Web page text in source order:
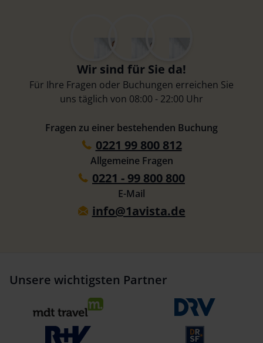
Wir sind für Sie da!
Für Ihre Fragen oder Buchungen erreichen Sie
uns täglich von 08:00 - 22:00 Uhr
Fragen zu einer bestehenden Buchung
0221 99 800 812
Allgemeine Fragen
0221 - 99 800 800
E-Mail
info@1avista.de
Unsere wichtigsten Partner